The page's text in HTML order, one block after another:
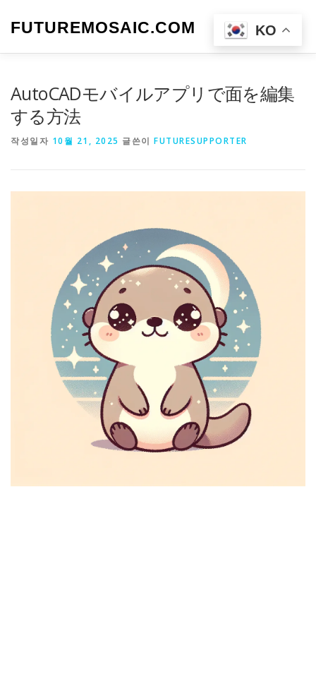
FUTUREMOSAIC.COM 메뉴
AutoCADモバイルアプリで面を編集
する方法
작성일자 10월 21, 2025 글쓴이 FUTURESUPPORTER
KO